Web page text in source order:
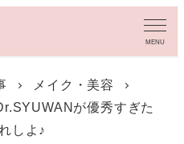
MENU
メイク・美容
が優秀すぎた
しよ♪